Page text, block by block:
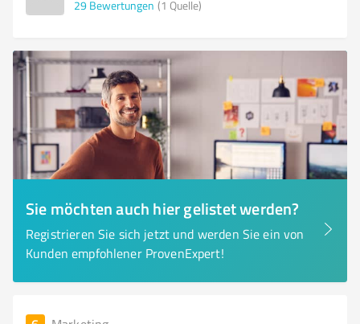
29 Bewertungen (1 Quelle)
Sie möchten auch hier gelistet werden?
Registrieren Sie sich jetzt und werden Sie ein von
Kunden empfohlener ProvenExpert!